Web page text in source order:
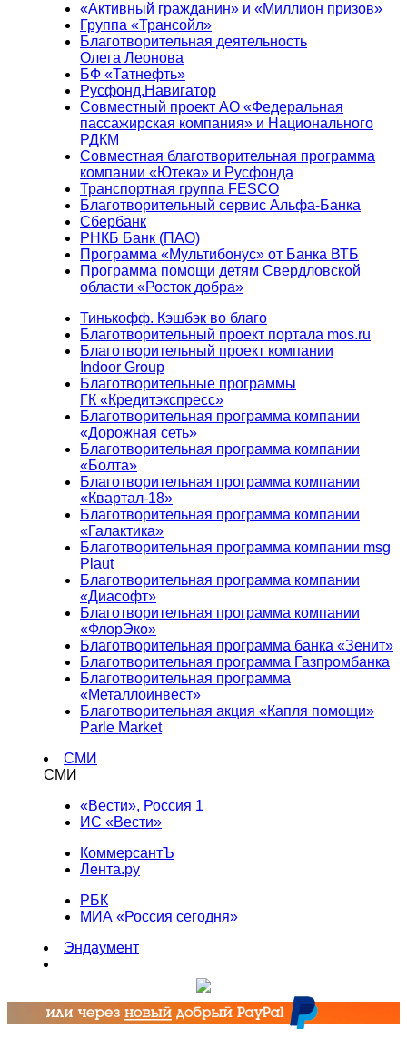
«Активный гражданин» и «Миллион призов»
Группа «Трансойл»
Благотворительная деятельность
Олега Леонова
БФ «Татнефть»
Русфонд.Навигатор
Совместный проект АО «Федеральная
пассажирская компания» и Национального
РДКМ
Совместная благотворительная программа
компании «Ютека» и Русфонда
Транспортная группа FESCO
Благотворительный сервис Альфа-Банка
Сбербанк
РНКБ Банк (ПАО)
Программа «Мультибонус» от Банка ВТБ
Программа помощи детям Свердловской
области «Росток добра»
Тинькофф. Кэшбэк во благо
Благотворительный проект портала mos.ru
Благотворительный проект компании
Indoor Group
Благотворительные программы
ГК «Кредитэкспресс»
Благотворительная программа компании
«Дорожная сеть»
Благотворительная программа компании
«Болта»
Благотворительная программа компании
«Квартал-18»
Благотворительная программа компании
«Галактика»
Благотворительная программа компании msg
Plaut
Благотворительная программа компании
«Диасофт»
Благотворительная программа компании
«ФлорЭко»
Благотворительная программа банка «Зенит»
Благотворительная программа Газпромбанка
Благотворительная программа
«Металлоинвест»
Благотворительная акция «Капля помощи»
Parle Market
СМИ
СМИ
«Вести», Россия 1
ИС «Вести»
КоммерсантЪ
Лента.ру
РБК
МИА «Россия сегодня»
Эндаумент